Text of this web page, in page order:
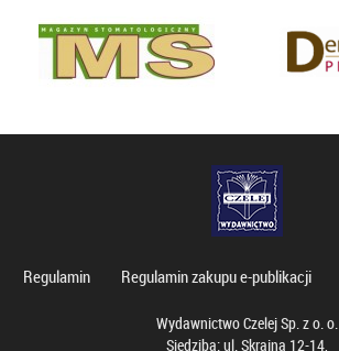
Regulamin Regulamin zakupu e-publikacji
Wydawnictwo Czelej Sp. z o. o.
Siedziba: ul. Skrajna 12-14,